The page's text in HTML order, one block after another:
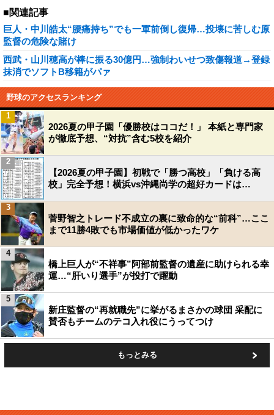
■関連記事
巨人・中川皓太“腰痛持ち”でも一軍前倒し復帰…投壊に苦しむ原
監督の危険な賭け
西武・山川穂高が棒に振る30億円…強制わいせつ致傷報道→登録
抹消でソフトB移籍がパァ
野球のアクセスランキング
2026夏の甲子園「優勝校はココだ！」 本紙と専門家
が徹底予想、“対抗”含む5校を紹介
1
【2026夏の甲子園】初戦で「勝つ高校」「負ける高
校」完全予想！横浜vs沖縄尚学の超好カードは…
2
菅野智之トレード不成立の裏に致命的な“前科”…ここ
まで11勝4敗でも市場価値が低かったワケ
3
橋上巨人が“不祥事”阿部前監督の遺産に助けられる幸
運…“肝いり選手”が投打で躍動
4
新庄監督の“再就職先”に挙がるまさかの球団 采配に
賛否もチームのテコ入れ役にうってつけ
5
もっとみる